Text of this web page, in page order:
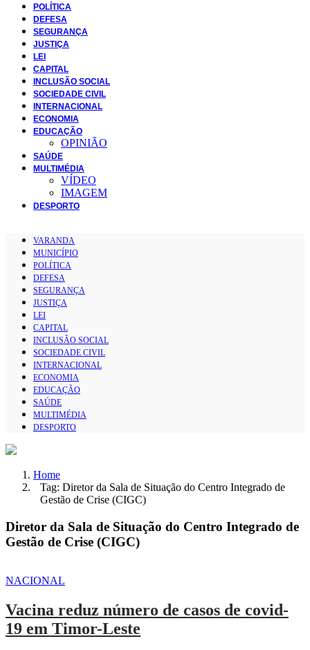
POLÍTICA
DEFESA
SEGURANÇA
JUSTIÇA
LEI
CAPITAL
INCLUSÃO SOCIAL
SOCIEDADE CIVIL
INTERNACIONAL
ECONOMIA
EDUCAÇÃO
OPINIÃO
SAÚDE
MULTIMÉDIA
VÍDEO
IMAGEM
DESPORTO
VARANDA
MUNICÍPIO
POLÍTICA
DEFESA
SEGURANÇA
JUSTIÇA
LEI
CAPITAL
INCLUSÃO SOCIAL
SOCIEDADE CIVIL
INTERNACIONAL
ECONOMIA
EDUCAÇÃO
SAÚDE
MULTIMÉDIA
DESPORTO
Home
Tag: Diretor da Sala de Situação do Centro Integrado de
Gestão de Crise (CIGC)
Diretor da Sala de Situação do Centro Integrado de
Gestão de Crise (CIGC)
NACIONAL
Vacina reduz número de casos de covid-
19 em Timor-Leste